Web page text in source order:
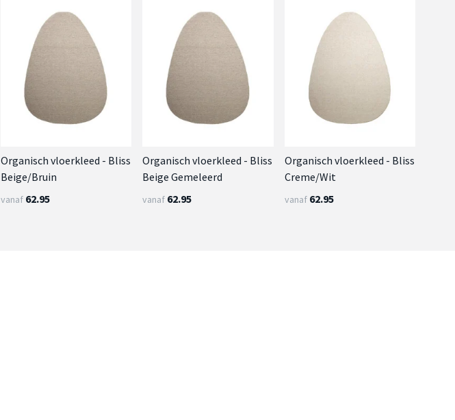
Organisch vloerkleed - Bliss
Beige/Bruin
vanaf 62.95
Organisch vloerkleed - Bliss
Beige Gemeleerd
vanaf 62.95
Organisch vloerkleed - Bliss
Creme/Wit
vanaf 62.95